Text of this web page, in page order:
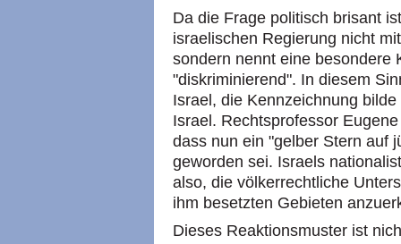
Da die Frage politisch brisant
israelischen Regierung nicht
sondern nennt eine besondere
"diskriminierend". In diesem
Israel, die Kennzeichnung
Israel. Rechtsprofessor
dass nun ein "gelber Stern auf
geworden sei. Israels
also, die völkerrechtliche
ihm besetzten Gebieten
Dieses Reaktionsmuster ist